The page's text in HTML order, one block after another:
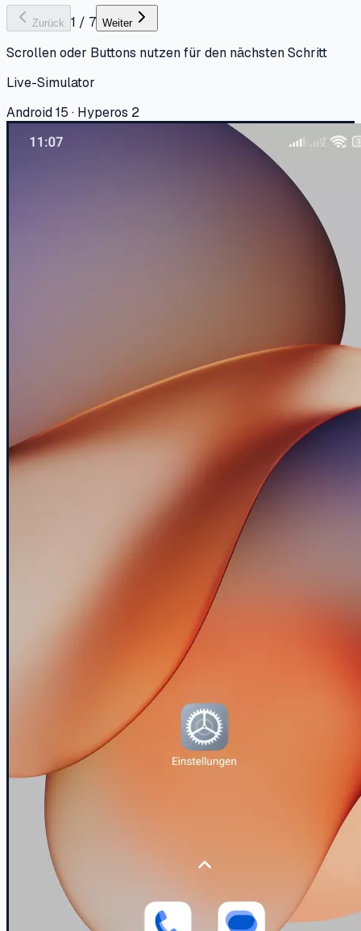
Zurück 1 / 7 Weiter
Scrollen oder Buttons nutzen für den nächsten Schritt
Live-Simulator
Android 15 · Hyperos 2